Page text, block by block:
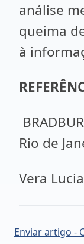
análise
queima
à
Rio de
Vera
Enviar artigo -